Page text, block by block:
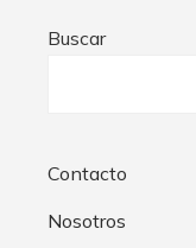
Buscar
Contacto
Nosotros